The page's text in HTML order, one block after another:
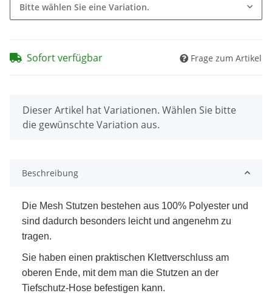
Bitte wählen Sie eine Variation.
Sofort verfügbar Frage zum Artikel
x
Dieser Artikel hat Variationen. Wählen Sie bitte
die gewünschte Variation aus.
Beschreibung
Die Mesh Stutzen bestehen aus 100% Polyester und
sind dadurch besonders leicht und angenehm zu
tragen.
Sie haben einen praktischen Klettverschluss am
oberen Ende, mit dem man die Stutzen an der
Tiefschutz-Hose befestigen kann.